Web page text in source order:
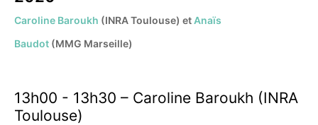
Caroline Baroukh (INRA Toulouse) et Anaïs
Baudot (MMG Marseille)
13h00 - 13h30 – Caroline Baroukh (INRA
Toulouse)